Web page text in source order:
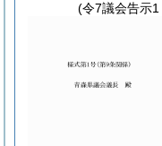
(令7議会告示